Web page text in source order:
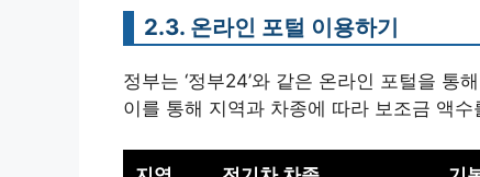
2.3. 온라인 포털 이용하기
정부는 ‘정부24’와 같은 온라인 포털을 통
이를 통해 지역과 차종에 따라 보조금 액